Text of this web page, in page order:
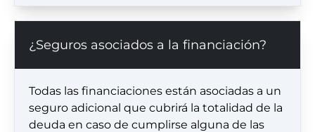
¿Seguros asociados a la financiación?
Todas las financiaciones están asociadas a un
seguro adicional que cubrirá la totalidad de la
deuda en caso de cumplirse alguna de las